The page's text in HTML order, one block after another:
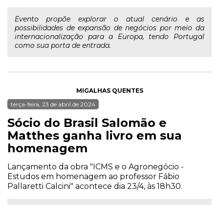
Evento propõe explorar o atual cenário e as
possibilidades de expansão de negócios por meio da
internacionalização para a Europa, tendo Portugal
como sua porta de entrada.
MIGALHAS QUENTES
terça-feira, 23 de abril de 2024
Sócio do Brasil Salomão e
Matthes ganha livro em sua
homenagem
Lançamento da obra "ICMS e o Agronegócio -
Estudos em homenagem ao professor Fábio
Pallaretti Calcini" acontece dia 23/4, às 18h30.